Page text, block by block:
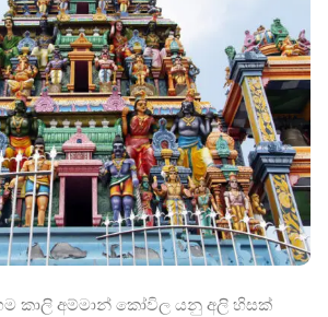
කාලි අම්මාන් කෝවිල යනු අලි හිසක්